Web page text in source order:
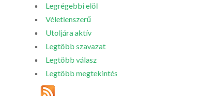
Legrégebbi elöl
Véletlenszerű
Utoljára aktív
Legtöbb szavazat
Legtöbb válasz
Legtöbb megtekintés